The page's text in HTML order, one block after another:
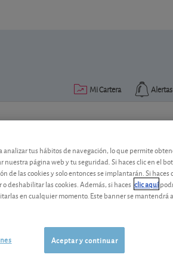
Alertas
Mi Cartera
reparte dividendo
repartirá entre sus
Communications.
analizar tus hábitos de navegación, lo que permite
página web y tu seguridad. Si haces clic en el
de las cookies y solo entonces se implantarán. Si haces
deshabilitar las cookies. Además, si haces clic aquí
en cualquier momento. Este banner se mantendrá
Aceptar y continuar